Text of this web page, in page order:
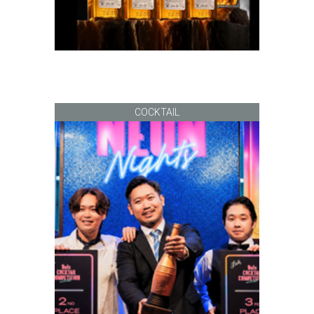
COCKTAIL